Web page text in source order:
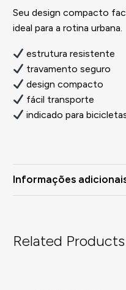
Seu design compacto
ideal para a rotina urbana.
estrutura resistente
travamento seguro
design compacto
fácil transporte
indicado para
Informações
Related Products